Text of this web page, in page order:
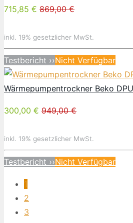
715,85 € 869,00 €
inkl. 19% gesetzlicher MwSt.
Testbericht ››Nicht Verfügbar
Wärmepumpentrockner Beko
300,00 € 949,00 €
inkl. 19% gesetzlicher MwSt.
Testbericht ››Nicht Verfügbar
1
2
3